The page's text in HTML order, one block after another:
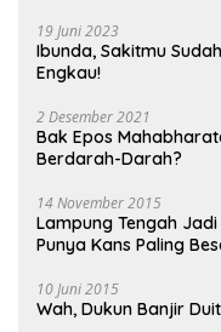
19 Juni 2023
Ibunda, Sakitmu
Engkau!
2 Desember 2021
Bak Epos
Berdarah-Darah?
14 November 2015
Lampung Tengah
Punya Kans Paling
10 Juni 2015
Wah, Dukun Banjir Duit